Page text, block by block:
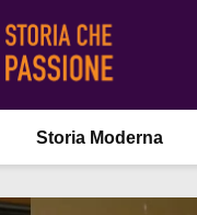
Storia Moderna